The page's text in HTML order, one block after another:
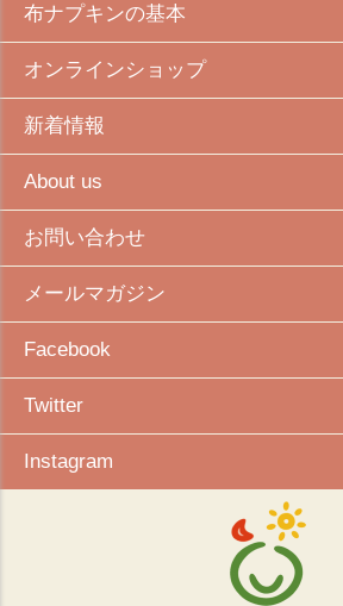
布ナプキンの基本
オンラインショップ
新着情報
About us
お問い合わせ
メールマガジン
Facebook
Twitter
Instagram